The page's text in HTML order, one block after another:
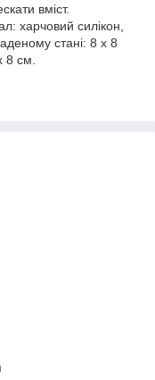
вміст.
харчовий силікон,
стані: 8 х 8
8 см.